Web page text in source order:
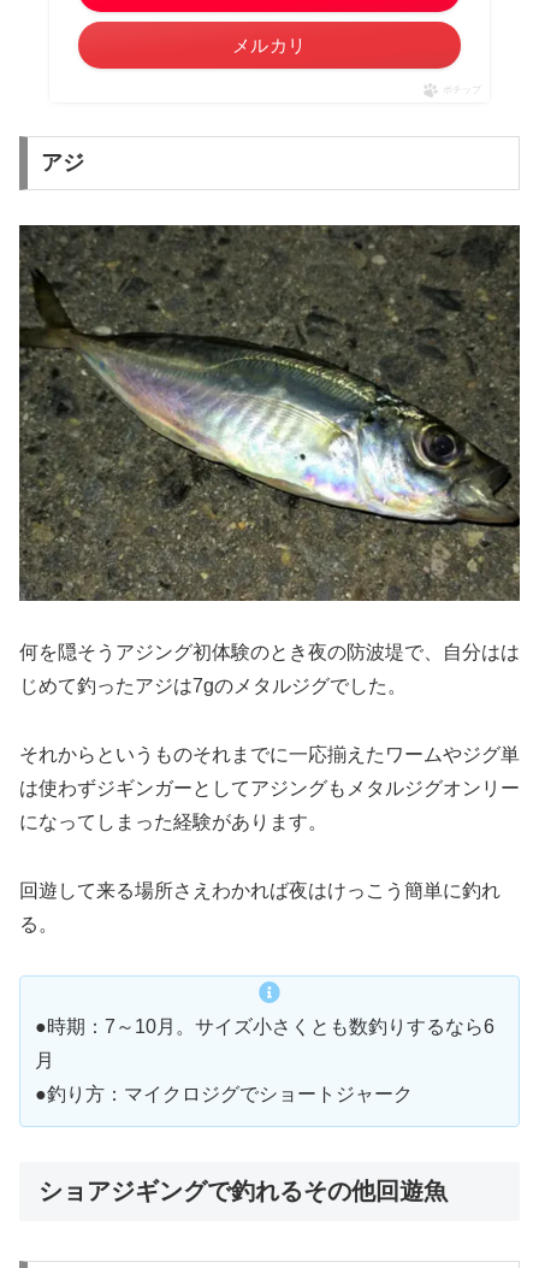
メルカリ
ポチップ
アジ
何を隠そうアジング初体験のとき夜の防波堤で、自分はは
じめて釣ったアジは7gのメタルジグでした。
それからというものそれまでに一応揃えたワームやジグ単
は使わずジギンガーとしてアジングもメタルジグオンリー
になってしまった経験があります。
回遊して来る場所さえわかれば夜はけっこう簡単に釣れ
る。
●時期：7～10月。サイズ小さくとも数釣りするなら6
月
●釣り方：マイクロジグでショートジャーク
ショアジギングで釣れるその他回遊魚